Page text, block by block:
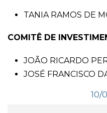
TANIA RAMOS DE
COMITÊ DE
JOÃO RICARDO
JOSÉ FRANCISCO
10/